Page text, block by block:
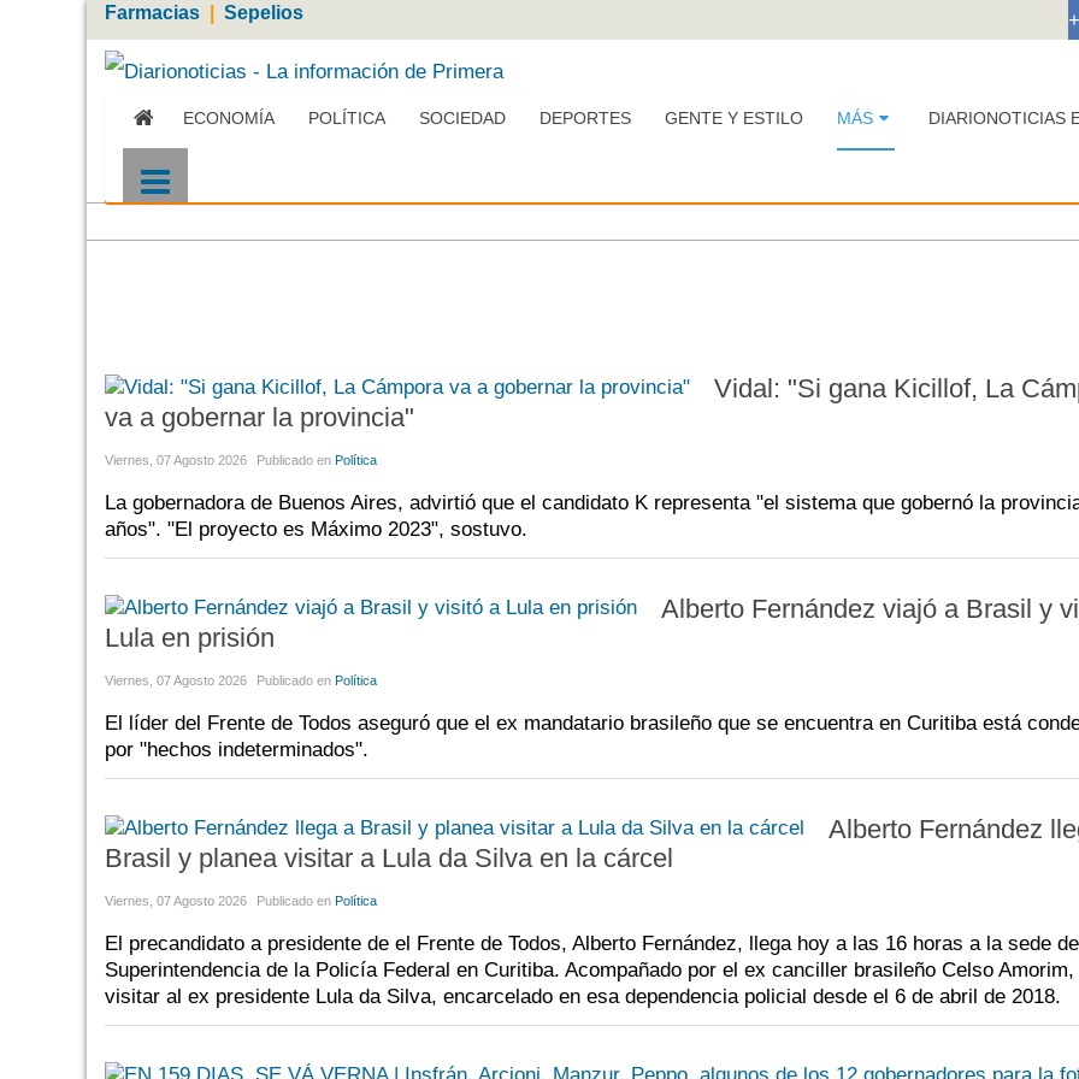
Farmacias Sepelios +
ECONOMÍA POLÍTICA SOCIEDAD DEPORTES GENTE Y ESTILO MÁS DIARIONOTICIAS
Vidal: "Si gana Kicillof, La
va a gobernar la provincia"
Viernes, 07 Agosto 2026 Publicado en Política
La gobernadora de Buenos Aires, advirtió que el candidato K representa "el sistema que gobernó la
años". "El proyecto es Máximo 2023", sostuvo.
Alberto Fernández viajó a Brasil y
Lula en prisión
Viernes, 07 Agosto 2026 Publicado en Política
El líder del Frente de Todos aseguró que el ex mandatario brasileño que se encuentra en Curitiba está
por "hechos indeterminados".
Alberto Fernández
Brasil y planea visitar a Lula da Silva en la cárcel
Viernes, 07 Agosto 2026 Publicado en Política
El precandidato a presidente de el Frente de Todos, Alberto Fernández, llega hoy a las 16 horas a la sede
Superintendencia de la Policía Federal en Curitiba. Acompañado por el ex canciller brasileño Celso Amorim,
visitar al ex presidente Lula da Silva, encarcelado en esa dependencia policial desde el 6 de abril de 2018.